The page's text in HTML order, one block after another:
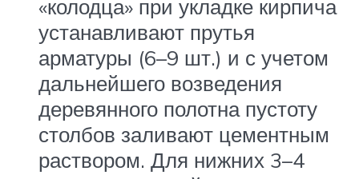
«колодца» при укладке кирпича
устанавливают прутья
арматуры (6–9 шт.) и с учетом
дальнейшего возведения
деревянного полотна пустоту
столбов заливают цементным
раствором. Для нижних 3–4